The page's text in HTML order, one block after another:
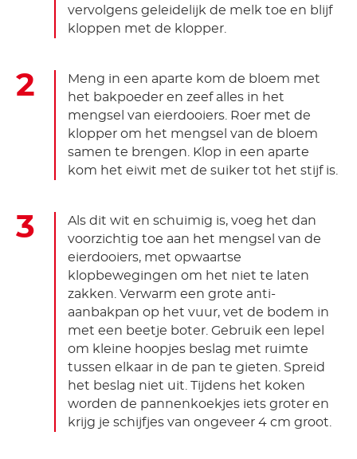
vervolgens geleidelijk de melk toe en blijf
kloppen met de klopper.
Meng in een aparte kom de bloem met
het bakpoeder en zeef alles in het
mengsel van eierdooiers. Roer met de
klopper om het mengsel van de bloem
samen te brengen. Klop in een aparte
kom het eiwit met de suiker tot het stijf is.
Als dit wit en schuimig is, voeg het dan
voorzichtig toe aan het mengsel van de
eierdooiers, met opwaartse
klopbewegingen om het niet te laten
zakken. Verwarm een grote anti-
aanbakpan op het vuur, vet de bodem in
met een beetje boter. Gebruik een lepel
om kleine hoopjes beslag met ruimte
tussen elkaar in de pan te gieten. Spreid
het beslag niet uit. Tijdens het koken
worden de pannenkoekjes iets groter en
krijg je schijfjes van ongeveer 4 cm groot.